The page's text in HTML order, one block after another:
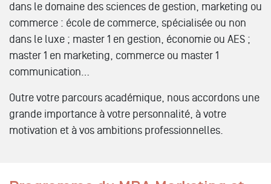
dans le domaine des sciences de gestion, marketing ou
commerce : école de commerce, spécialisée ou non
dans le luxe ; master 1 en gestion, économie ou AES ;
master 1 en marketing, commerce ou master 1
communication…
Outre votre parcours académique, nous accordons une
grande importance à votre personnalité, à votre
motivation et à vos ambitions professionnelles.